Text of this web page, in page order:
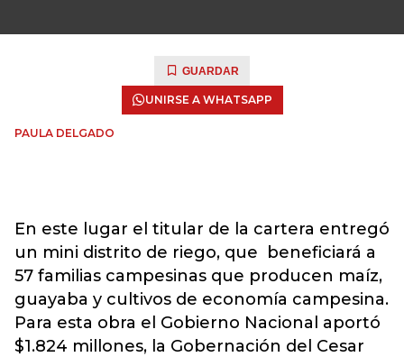
GUARDAR
UNIRSE A WHATSAPP
PAULA DELGADO
En este lugar el titular de la cartera entregó
un mini distrito de riego, que beneficiará a
57 familias campesinas que producen maíz,
guayaba y cultivos de economía campesina.
Para esta obra el Gobierno Nacional aportó
$1.824 millones, la Gobernación del Cesar